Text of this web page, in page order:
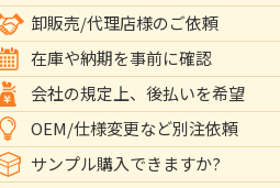
卸販売/代理店様のご依頼
在庫や納期を事前に確認
会社の規定上、後払いを希望
OEM/仕様変更など別注依頼
サンプル購入できますか?